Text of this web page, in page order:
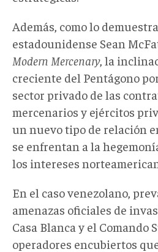
Además, como lo
estadounidense Sean
Modern Mercenary, la
creciente del Pentágono
sector privado de las
mercenarios y ejércitos
un nuevo tipo de relación
se enfrentan a la
los intereses
En el caso venezolano,
amenazas oficiales de
Casa Blanca y el Comando
operadores encubiertos